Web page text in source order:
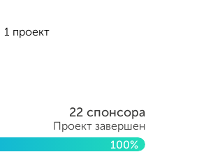
1 проект
22 спонсора
Проект завершен
100%